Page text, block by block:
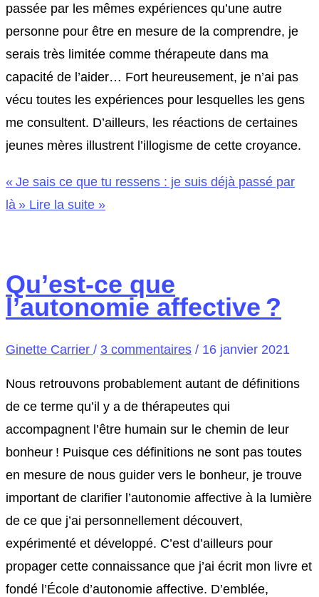
passée par les mêmes expériences qu’une autre
personne pour être en mesure de la comprendre, je
serais très limitée comme thérapeute dans ma
capacité de l’aider… Fort heureusement, je n’ai pas
vécu toutes les expériences pour lesquelles les gens
me consultent. D’ailleurs, les réactions de certaines
jeunes mères illustrent l’illogisme de cette croyance.
« Je sais ce que tu ressens : je suis déjà passé par
là » Lire la suite »
Qu’est-ce que
l’autonomie affective ?
Ginette Carrier / 3 commentaires / 16 janvier 2021
Nous retrouvons probablement autant de définitions
de ce terme qu’il y a de thérapeutes qui
accompagnent l’être humain sur le chemin de leur
bonheur ! Puisque ces définitions ne sont pas toutes
en mesure de nous guider vers le bonheur, je trouve
important de clarifier l’autonomie affective à la lumière
de ce que j’ai personnellement découvert,
expérimenté et développé. C’est d’ailleurs pour
propager cette connaissance que j’ai écrit mon livre et
fondé l’École d’autonomie affective. D’emblée,